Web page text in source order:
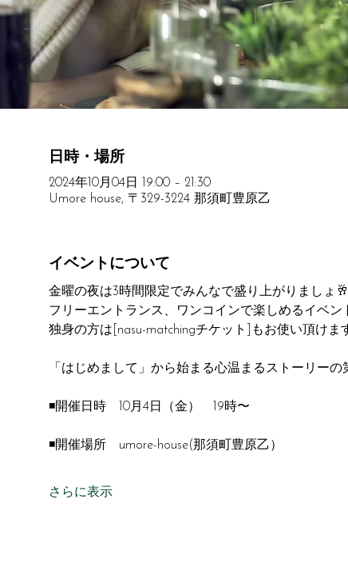
日時・場所
2024年10月04日 19:00 – 21:30
Umore house, 〒329-3224 那須町豊原乙
イベントについて
金曜の夜は3時間限定でみんなで盛り上がりましょ🥂
フリーエントランス、ワンコインで楽しめるイベン
独身の方は[nasu-matchingチケット]もお使い頂けま
「はじめまして」から始まる心温まるストーリー
◾️開催日時　10月4日（金）　19時〜
◾️開催場所　umore-house(那須町豊原乙）
さらに表示